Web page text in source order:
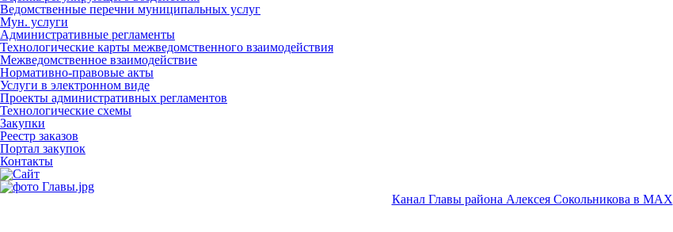
Ведомственные перечни муниципальных услуг
Мун. услуги
Административные регламенты
Технологические карты межведомственного взаимодействия
Межведомственное взаимодействие
Нормативно-правовые акты
Услуги в электронном виде
Проекты административных регламентов
Технологические схемы
Закупки
Реестр заказов
Портал закупок
Контакты
Канал Главы района Алексея Сокольникова в MAX